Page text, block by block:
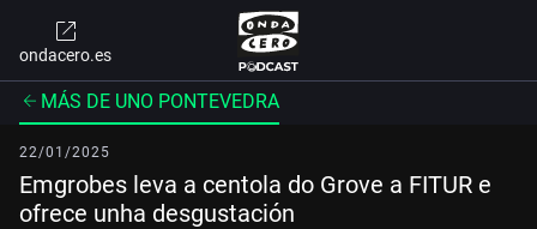
ondacero.es
MÁS DE UNO PONTEVEDRA
22/01/2025
Emgrobes leva a centola do Grove a FITUR e
ofrece unha desgustación